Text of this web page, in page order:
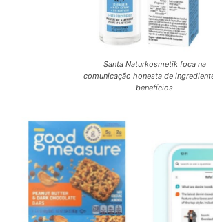
Santa Naturkosmetik foca na
comunicação honesta de
benefícios